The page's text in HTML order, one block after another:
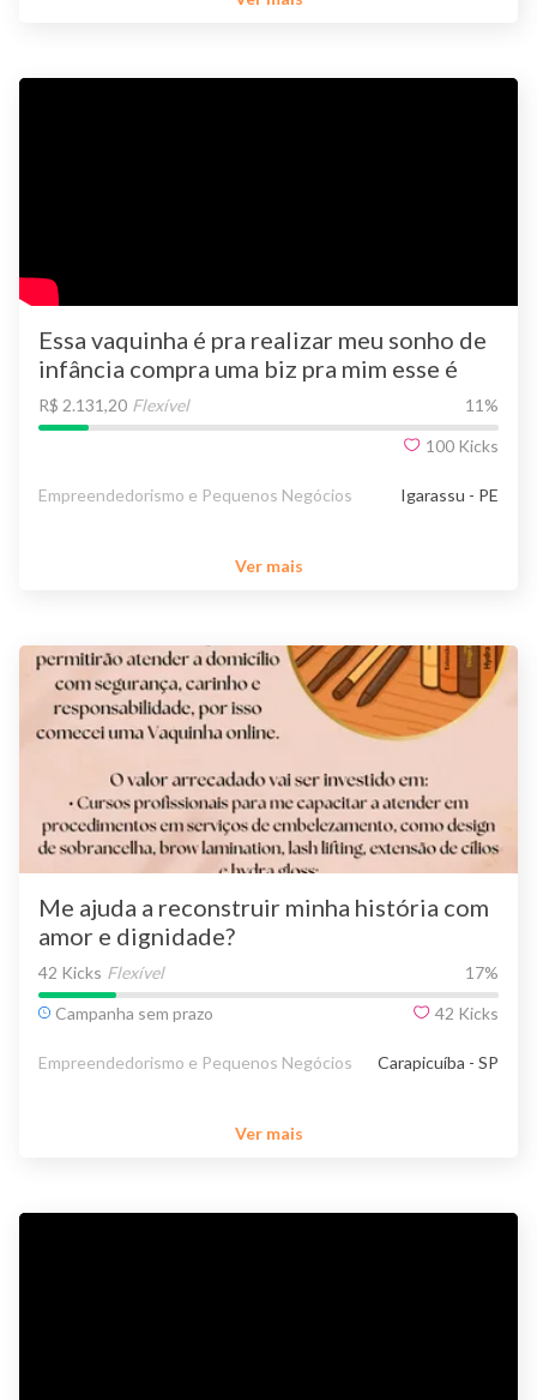
Essa vaquinha é pra realizar meu sonho de
infância compra uma biz pra mim esse é
meu sonho
R$ 2.131,20 Flexível 11 %
100 Kicks
Empreendedorismo e Pequenos Negócios Igarassu - PE
Ver mais
Me ajuda a reconstruir minha história com
amor e dignidade?
42 Kicks Flexível 17%
Campanha sem prazo
42 Kicks
Empreendedorismo e Pequenos Negócios Carapicuíba - SP
Ver mais